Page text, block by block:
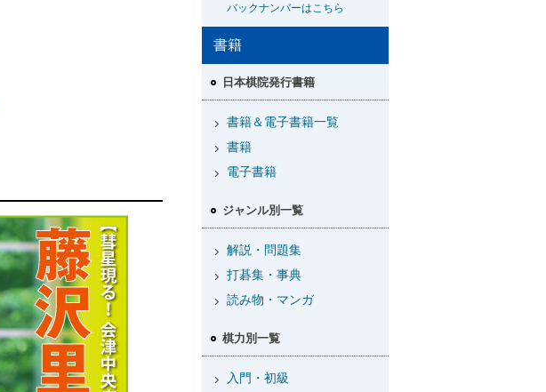
バックナンバーはこちら
書籍
日本棋院発行書籍
書籍＆電子書籍一覧
書籍
電子書籍
ジャンル別一覧
解説・問題集
打碁集・事典
読み物・マンガ
棋力別一覧
入門・初級